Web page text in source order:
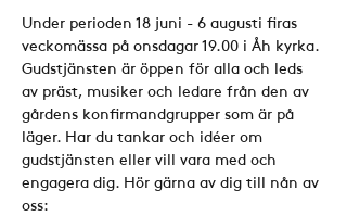
Under perioden 18 juni - 6 augusti firas
veckomässa på onsdagar 19.00 i Åh kyrka.
Gudstjänsten är öppen för alla och leds
av präst, musiker och ledare från den av
gårdens konfirmandgrupper som är på
läger. Har du tankar och idéer om
gudstjänsten eller vill vara med och
engagera dig. Hör gärna av dig till nån av
oss: